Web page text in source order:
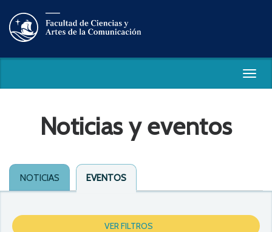
Noticias y eventos
NOTICIAS EVENTOS
VER FILTROS